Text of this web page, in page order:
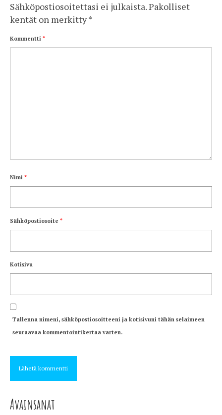
Sähköpostiosoitettasi ei julkaista.Pakolliset
kentät on merkitty*
Kommentti *
Nimi *
Sähköpostiosoite *
Kotisivu
Tallenna nimeni, sähköpostiosoitteeni ja kotisivuni tähän selaimeen
seuraavaa kommentointikertaa varten.
Avainsanat